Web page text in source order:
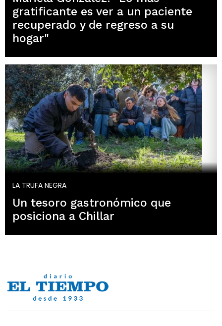
gratificante es ver a un paciente
recuperado y de regreso a su
hogar"
LA TRUFA NEGRA
Un tesoro gastronómico que
posiciona a Chillar